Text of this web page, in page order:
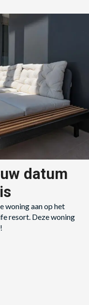
datum
woning aan op het
resort. Deze woning